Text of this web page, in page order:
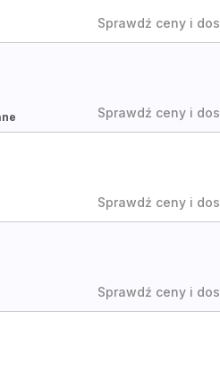
Sprawdź ceny i
Sprawdź ceny i
Sprawdź ceny i
Sprawdź ceny i